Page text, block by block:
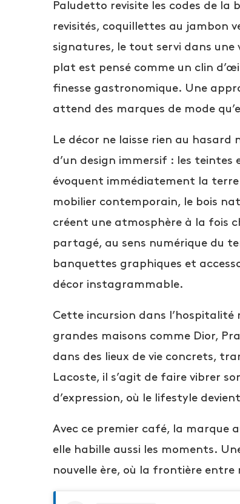
Paludetto revisite les codes de la
revisités, coquillettes au jambon
signatures, le tout servi dans une
plat est pensé comme un clin
finesse gastronomique. Une
attend des marques de mode
Le décor ne laisse rien au hasard
d’un design immersif : les
évoquent immédiatement la
mobilier contemporain, le bois
créent une atmosphère à la fois
partagé, au sens numérique du
banquettes graphiques et
décor instagrammable.
Cette incursion dans l’hospitalité
grandes maisons comme Dior,
dans des lieux de vie concrets,
Lacoste, il s’agit de faire vibrer
d’expression, où le lifestyle
Avec ce premier café, la marque
elle habille aussi les moments.
nouvelle ère, où la frontière entre